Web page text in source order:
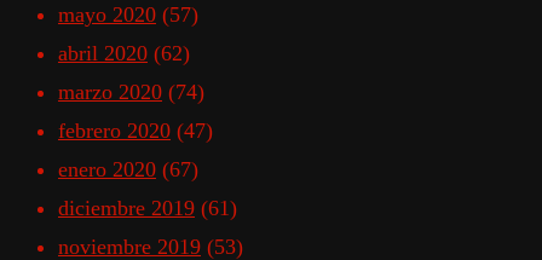
mayo 2020 (57)
abril 2020 (62)
marzo 2020 (74)
febrero 2020 (47)
enero 2020 (67)
diciembre 2019 (61)
noviembre 2019 (53)